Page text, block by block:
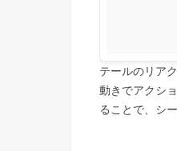
テールのリア
動きでアクシ
ることで、シ